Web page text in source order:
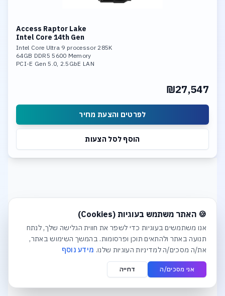
Access Raptor Lake
Intel Core 14th Gen
Intel Core Ultra 9 processor 285K
64GB DDR5 5600 Memory
PCI-E Gen 5.0, 2.5GbE LAN
₪27,547
לפרטים והצעת מחיר
הוסף לסל הצעות
חלונית עוגיות נפתחה אוטומטית. לסגירה יש ללחוץ על כפתור
🍪 האתר משתמש בעוגיות (Cookies)
אנו משתמשים בעוגיות כדי לשפר את חווית הגלישה שלך, לנתח
תנועה באתר ולהתאים תוכן ופרסומות. בהמשך השימוש באתר,
את/ה מסכים/ה למדיניות העוגיות שלנו. מידע נוסף
אני מסכים/ה דחייה